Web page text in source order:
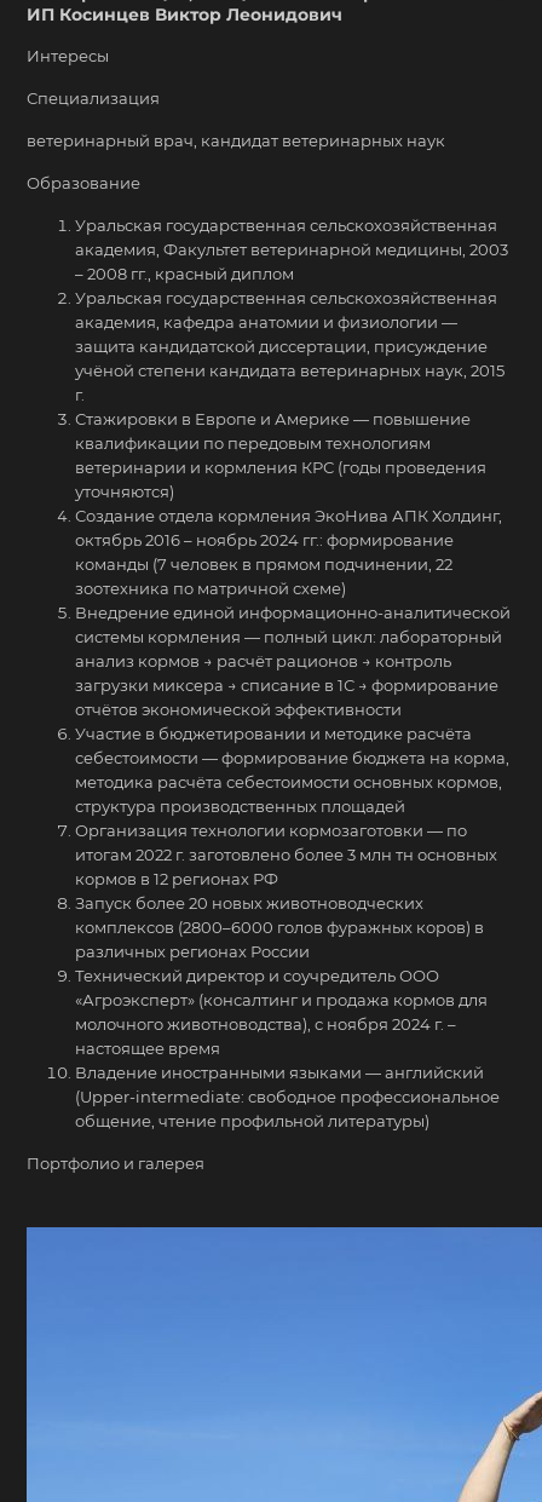
ИП Косинцев Виктор Леонидович
Интересы
Специализация
ветеринарный врач, кандидат ветеринарных наук
Образование
Уральская государственная сельскохозяйственная
академия, Факультет ветеринарной медицины, 2003
– 2008 гг., красный диплом
Уральская государственная сельскохозяйственная
академия, кафедра анатомии и физиологии —
защита кандидатской диссертации, присуждение
учёной степени кандидата ветеринарных наук, 2015
г.
Стажировки в Европе и Америке — повышение
квалификации по передовым технологиям
ветеринарии и кормления КРС (годы проведения
уточняются)
Создание отдела кормления ЭкоНива АПК Холдинг,
октябрь 2016 – ноябрь 2024 гг.: формирование
команды (7 человек в прямом подчинении, 22
зоотехника по матричной схеме)
Внедрение единой информационно-аналитической
системы кормления — полный цикл: лабораторный
анализ кормов → расчёт рационов → контроль
загрузки миксера → списание в 1С → формирование
отчётов экономической эффективности
Участие в бюджетировании и методике расчёта
себестоимости — формирование бюджета на корма,
методика расчёта себестоимости основных кормов,
структура производственных площадей
Организация технологии кормозаготовки — по
итогам 2022 г. заготовлено более 3 млн тн основных
кормов в 12 регионах РФ
Запуск более 20 новых животноводческих
комплексов (2800–6000 голов фуражных коров) в
различных регионах России
Технический директор и соучредитель ООО
«Агроэксперт» (консалтинг и продажа кормов для
молочного животноводства), с ноября 2024 г. –
настоящее время
Владение иностранными языками — английский
(Upper-intermediate: свободное профессиональное
общение, чтение профильной литературы)
Портфолио и галерея